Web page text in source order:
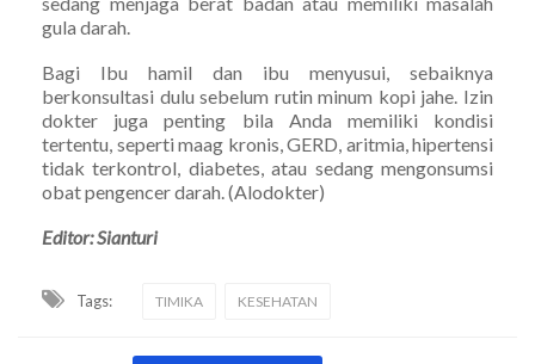
gula darah.
Bagi Ibu hamil dan ibu menyusui, sebaiknya
berkonsultasi dulu sebelum rutin minum kopi jahe. Izin
dokter juga penting bila Anda memiliki kondisi
tertentu, seperti maag kronis, GERD, aritmia, hipertensi
tidak terkontrol, diabetes, atau sedang mengonsumsi
obat pengencer darah. (Alodokter)
Editor: Sianturi
Tags: TIMIKA KESEHATAN